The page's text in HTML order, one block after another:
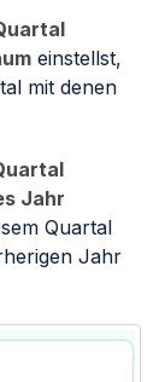
einstellst,
mit denen
Jahr
Quartal
Jahr